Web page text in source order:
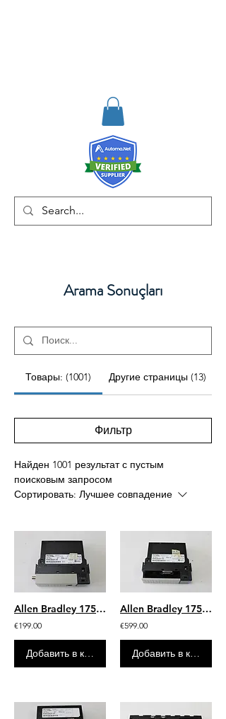
Arama Sonuçları
Товары: (1001) Другие страницы (13)
Фильтр
Найден 1001 результат с пустым
поисковым запросом
Сортировать: Лучшее совпадение
Allen Bradley 1756-CNB/D 96390071 ControlLogix Control Net Communications Bridge
€199.00
Добавить в корзину
Allen Bradley 1756-ENET/B 96383071
€599.00
Добавить в корзину